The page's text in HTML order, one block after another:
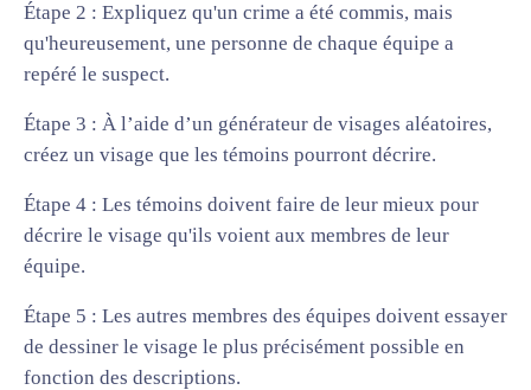
Étape 2 : Expliquez qu'un crime a été commis, mais
qu'heureusement, une personne de chaque équipe a
repéré le suspect.
Étape 3 : À l’aide d’un générateur de visages aléatoires,
créez un visage que les témoins pourront décrire.
Étape 4 : Les témoins doivent faire de leur mieux pour
décrire le visage qu'ils voient aux membres de leur
équipe.
Étape 5 : Les autres membres des équipes doivent essayer
de dessiner le visage le plus précisément possible en
fonction des descriptions.